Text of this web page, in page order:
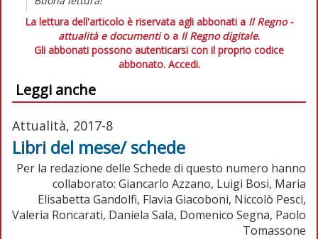
La lettura dell'articolo è riservata agli abbonati a Il Regno -
attualità e documentio a Il Regno digitale.
Gli abbonati possono autenticarsi con il proprio codice
abbonato. Accedi.
Leggi anche
Attualità, 2017-8
Libri del mese/ schede
Per la redazione delle Schede di questo numero hanno
collaborato: Giancarlo Azzano, Luigi Bosi, Maria
Elisabetta Gandolfi, Flavia Giacoboni, Niccolò Pesci,
Valeria Roncarati, Daniela Sala, Domenico Segna, Paolo
Tomassone